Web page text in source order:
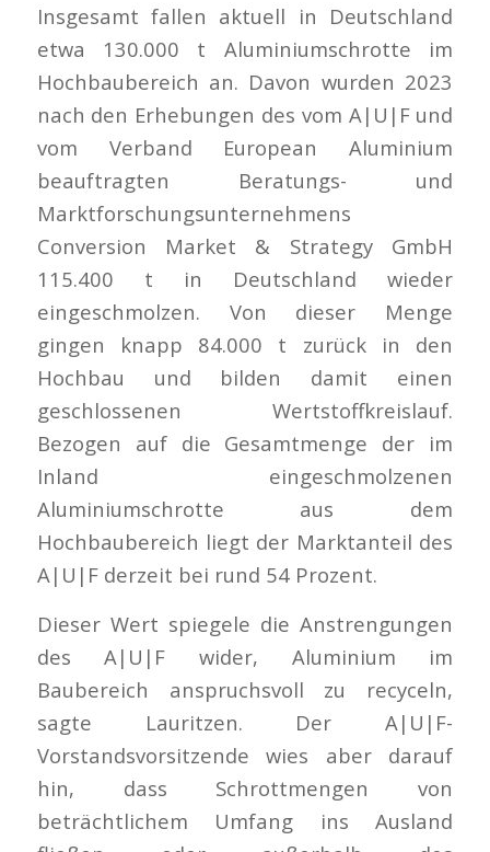
Insgesamt fallen aktuell in Deutschland
etwa 130.000 t Aluminiumschrotte im
Hochbaubereich an. Davon wurden 2023
nach den Erhebungen des vom A|U|F und
vom Verband European Aluminium
beauftragten Beratungs- und
Marktforschungsunternehmens
Conversion Market & Strategy GmbH
115.400 t in Deutschland wieder
eingeschmolzen. Von dieser Menge
gingen knapp 84.000 t zurück in den
Hochbau und bilden damit einen
geschlossenen Wertstoffkreislauf.
Bezogen auf die Gesamtmenge der im
Inland eingeschmolzenen
Aluminiumschrotte aus dem
Hochbaubereich liegt der Marktanteil des
A|U|F derzeit bei rund 54 Prozent.
Dieser Wert spiegele die Anstrengungen
des A|U|F wider, Aluminium im
Baubereich anspruchsvoll zu recyceln,
sagte Lauritzen. Der A|U|F-
Vorstandsvorsitzende wies aber darauf
hin, dass Schrottmengen von
beträchtlichem Umfang ins Ausland